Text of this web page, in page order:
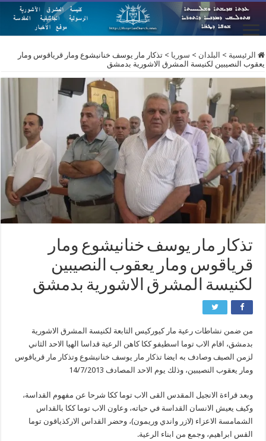
الرئيسية > البلدان > سوريا > تذكار مار يوسف خنانيشوع ومار قرياقوس ومار
يعقوب النصيبين لكنيسة المشرق ا لاشورية بدمشق
تذكار مار يوسف خنانيشوع ومار
قرياقوس ومار يعقوب النصيبين
لكنيسة المشرق ا لاشورية بدمشق
من ضمن نشاطات رعية مار كيوركيس التابعة لكنيسة المشرق الاشورية
بدمشق، اقام الاب توما اسطيفو ككا كاهن الرعية قداسا الهيا الاحد الثاني
لزمن الصيف وصادف به ايضا تذكار مار يوسف خنانيشوع وتذكار مار قرياقوس
ومار يعقوب النصيبين، وذلك يوم الاحد المصادف 14/7/2013
وبعد قراءة الانجيل المقدس القى الاب توما ككا شرحا عن مفهوم القداسة،
وكيف يعيش الانسان القداسة في حياته، وعاون الاب توما ككا بالقداس
الشمامسة الاعزاء (لازر واندي وريمون)، وحضر القداس الاركذياقون توما
القس ابراهيم، وجمع من ابناء الرعية.